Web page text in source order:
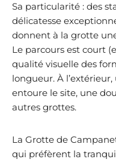
Sa particularité : des
délicatesse
donnent à la grotte
Le parcours est court
qualité visuelle des
longueur. À
entoure le site, une
autres grottes.
La Grotte de
qui préfèrent la